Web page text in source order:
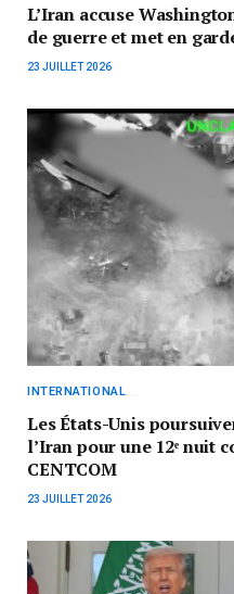
L’Iran accuse
de guerre et met en
23 JUILLET 2026
INTERNATIONAL
Les États-Unis
l’Iran pour une 12ᵉ nuit
CENTCOM
23 JUILLET 2026